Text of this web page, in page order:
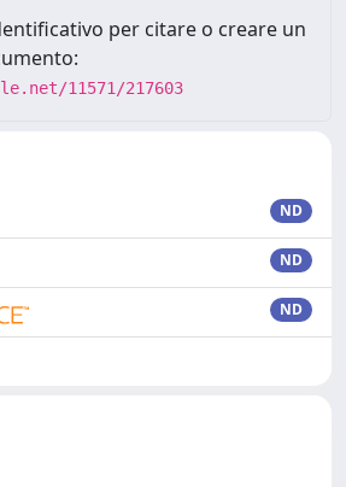
per citare o creare un
11571/217603
ND
ND
ND